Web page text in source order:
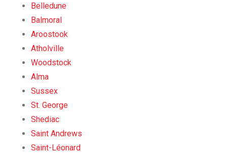
Belledune
Balmoral
Aroostook
Atholville
Woodstock
Alma
Sussex
St. George
Shediac
Saint Andrews
Saint-Léonard